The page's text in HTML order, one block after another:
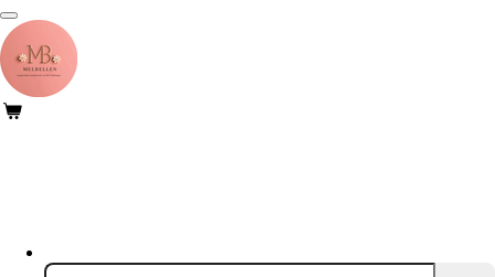
Ga
direct
naar
de
hoofdinhoud